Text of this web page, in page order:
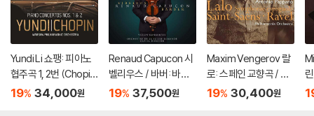
Yundi Li 쇼팽: 피아노
협주곡 1, 2번 (Chopin:
Piano Concertos O
19% 34,000원
Renaud Capucon 시
벨리우스 / 바버: 바이
올린 협주곡 (Sibelius
19% 37,500원
Maxim Vengerov 랄
로: 스페인 교향곡 / 생
상스: 바이올린 협주곡
19% 30,400원